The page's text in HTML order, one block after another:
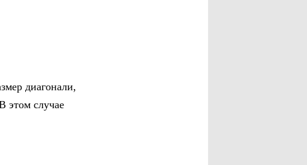
диагонали,
этом случае